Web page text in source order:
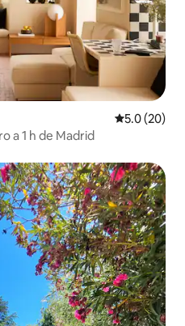
Calificación
5.0 (20)
a 1 h de Madrid